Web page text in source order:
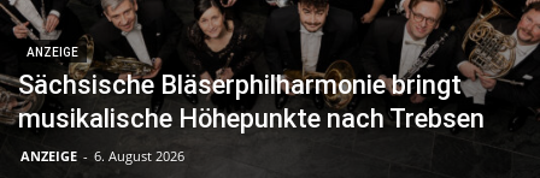
ANZEIGE
Sächsische Bläserphilharmonie bringt
musikalische Höhepunkte nach Trebsen
ANZEIGE - 6. August 2026